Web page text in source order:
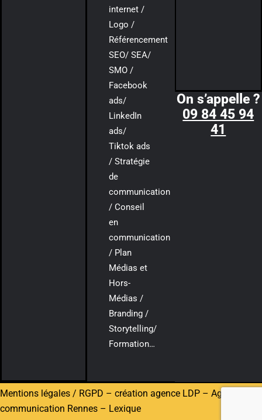
internet /
Logo /
Référencement
SEO/ SEA/
SMO /
Facebook
ads/
LinkedIn
ads/
Tiktok ads
/ Stratégie
de
communication
/ Conseil
en
communication
/ Plan
Médias et
Hors-
Médias /
Branding /
Storytelling/
Formation…
On s’appelle ?
09 84 45 94
41
Mentions légales / RGPD – création agence LDP – Agence de
communication Rennes – Lexique